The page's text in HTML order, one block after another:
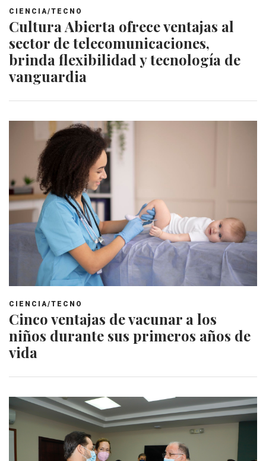
CIENCIA/TECNO
Cultura Abierta ofrece ventajas al
sector de telecomunicaciones,
brinda flexibilidad y tecnología de
vanguardia
CIENCIA/TECNO
Cinco ventajas de vacunar a los
niños durante sus primeros años de
vida